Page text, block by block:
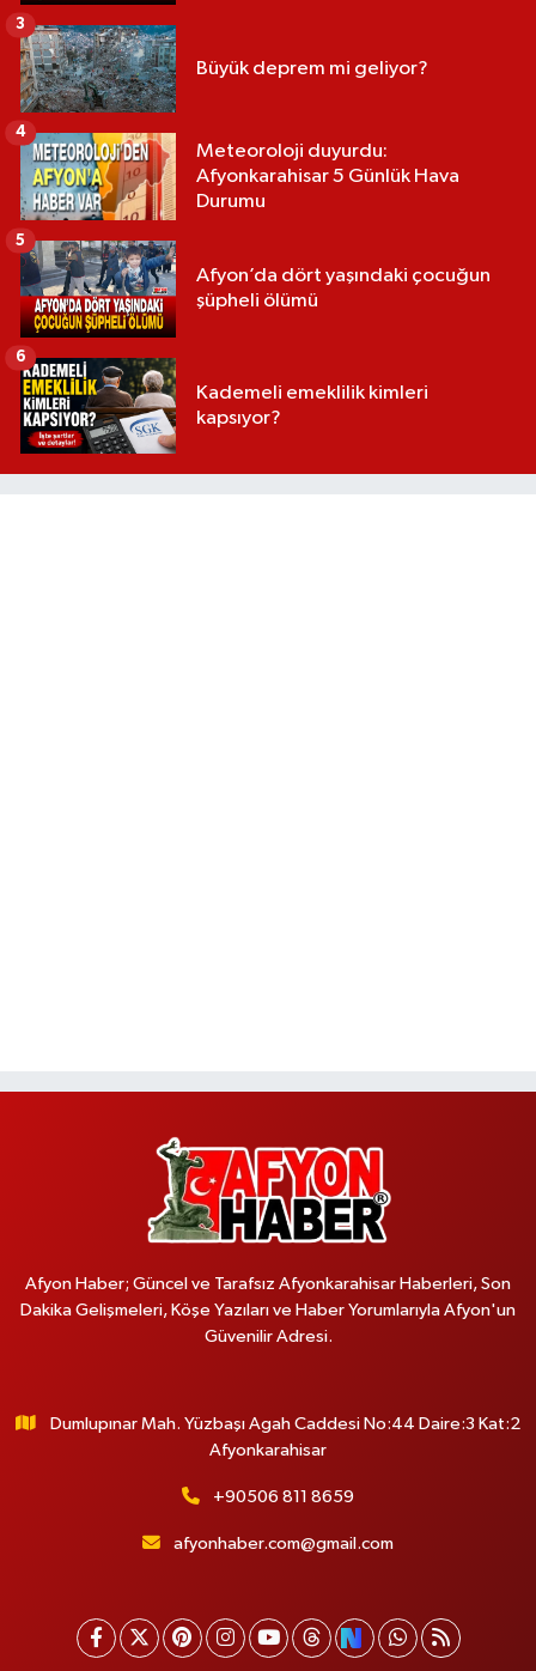
Büyük deprem mi geliyor?
3
Meteoroloji duyurdu:
Afyonkarahisar 5 Günlük Hava
Durumu
4
Afyon’da dört yaşındaki çocuğun
şüpheli ölümü
5
Kademeli emeklilik kimleri
kapsıyor?
6
Afyon Haber; Güncel ve Tarafsız Afyonkarahisar Haberleri, Son
Dakika Gelişmeleri, Köşe Yazıları ve Haber Yorumlarıyla Afyon'un
Güvenilir Adresi.
Dumlupınar Mah. Yüzbaşı Agah Caddesi No:44 Daire:3 Kat:2
Afyonkarahisar
+90506 811 8659
afyonhaber.com@gmail.com